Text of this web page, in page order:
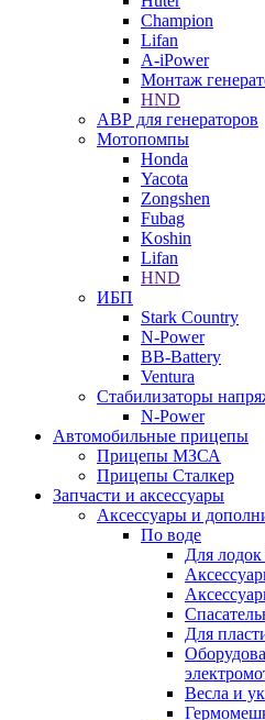
Champion
Lifan
A-iPower
Монтаж
HND
АВР для генераторов
Мотопомпы
Honda
Yacota
Zongshen
Fubag
Koshin
Lifan
HND
ИБП
Stark Country
N-Power
BB-Battery
Ventura
Стабилизаторы
N-Power
Автомобильные прицепы
Прицепы МЗСА
Прицепы Сталкер
Запчасти и аксессуары
Аксессуары и
По воде
Для
Для
Весла и